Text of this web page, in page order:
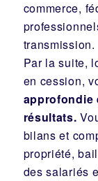
commerce,
transmission.
Par la suite,
en cession,
approfondie
résultats.
bilans et
propriété,
des salariés